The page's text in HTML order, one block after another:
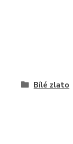
Bílé zlato